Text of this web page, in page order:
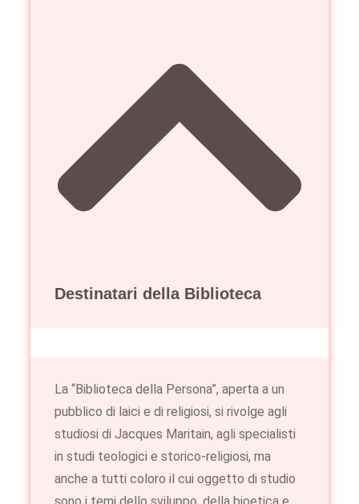
Destinatari della Biblioteca
La “Biblioteca della Persona”, aperta a un
pubblico di laici e di religiosi, si rivolge agli
studiosi di Jacques Maritain, agli specialisti
in studi teologici e storico-religiosi, ma
anche a tutti coloro il cui oggetto di studio